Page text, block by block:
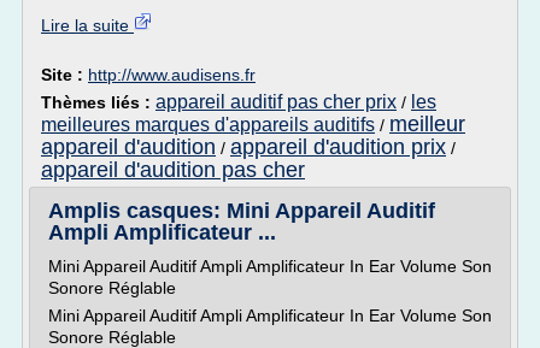
Lire la suite
Site : http://www.audisens.fr
Thèmes liés : appareil auditif pas cher prix / les
meilleures marques d'appareils auditifs / meilleur
appareil d'audition / appareil d'audition prix /
appareil d'audition pas cher
Amplis casques: Mini Appareil Auditif
Ampli Amplificateur ...
Mini Appareil Auditif Ampli Amplificateur In Ear Volume Son
Sonore Réglable
Mini Appareil Auditif Ampli Amplificateur In Ear Volume Son
Sonore Réglable